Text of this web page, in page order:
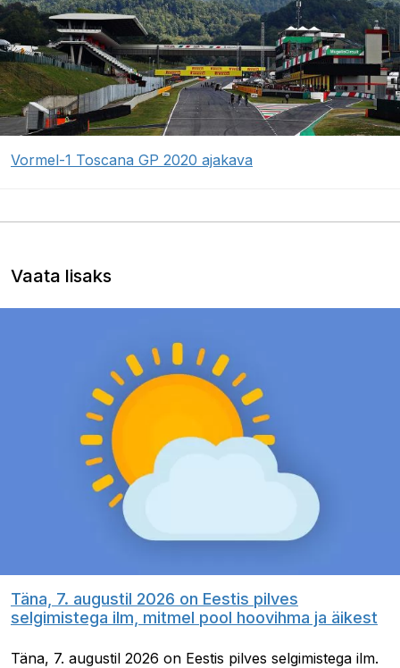
Vormel-1 Toscana GP 2020 ajakava
Vaata lisaks
Täna, 7. augustil 2026 on Eestis pilves
selgimistega ilm, mitmel pool hoovihma ja äikest
Täna, 7. augustil 2026 on Eestis pilves selgimistega ilm.